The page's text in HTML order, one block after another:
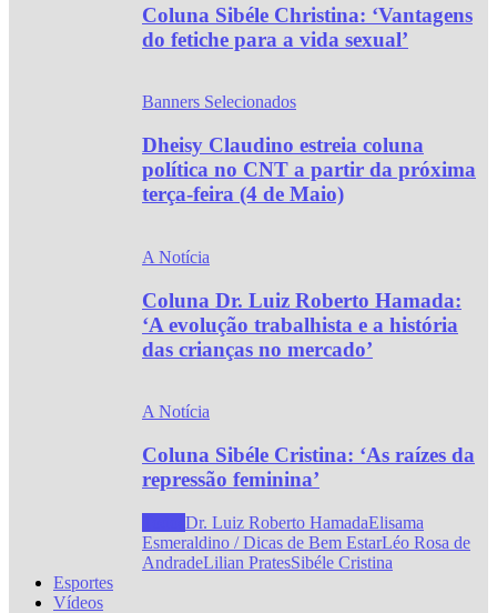
Coluna Sibéle Christina: ‘Vantagens
do fetiche para a vida sexual’
Banners Selecionados
Dheisy Claudino estreia coluna
política no CNT a partir da próxima
terça-feira (4 de Maio)
A Notícia
Coluna Dr. Luiz Roberto Hamada:
‘A evolução trabalhista e a história
das crianças no mercado’
A Notícia
Coluna Sibéle Cristina: ‘As raízes da
repressão feminina’
Dr. Luiz Roberto HamadaElisama
Esmeraldino / Dicas de Bem EstarLéo Rosa de
AndradeLilian PratesSibéle Cristina
Esportes
Vídeos